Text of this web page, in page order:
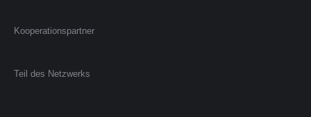
Kooperationspartner
Teil des Netzwerks